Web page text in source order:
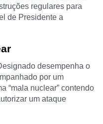
regulares para
de Presidente a
desempenha o
por um
“mala nuclear” contendo
um ataque